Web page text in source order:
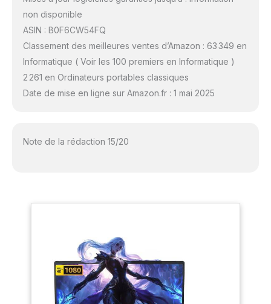
non disponible
ASIN : B0F6CW54FQ
Classement des meilleures ventes d’Amazon : 63 349 en
Informatique ( Voir les 100 premiers en Informatique )
2 261 en Ordinateurs portables classiques
Date de mise en ligne sur Amazon.fr : 1 mai 2025
Note de la rédaction 15/20